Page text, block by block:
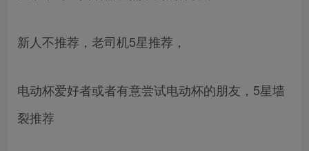
新人不推荐，老司机5星推荐，
电动杯爱好者或者有意尝试电动杯的朋友，5星墙
裂推荐